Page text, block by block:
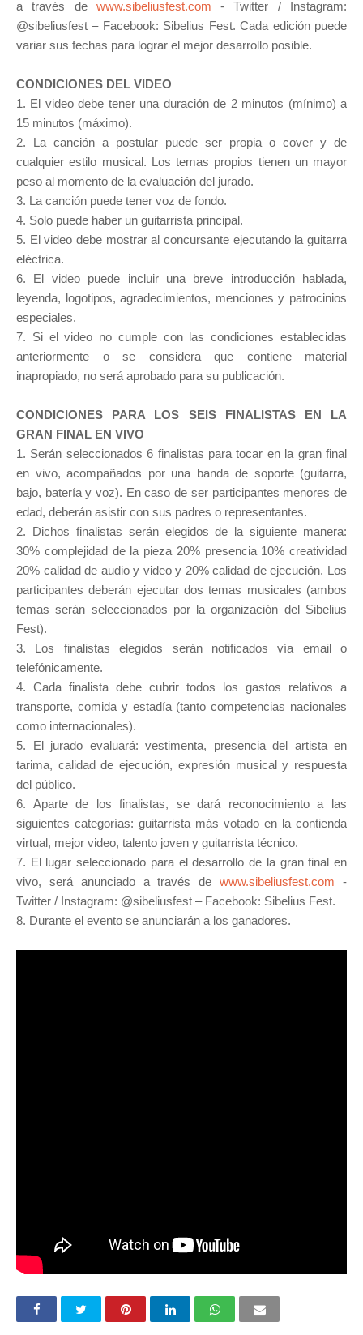
a través de www.sibeliusfest.com - Twitter / Instagram:
@sibeliusfest – Facebook: Sibelius Fest. Cada edición puede
variar sus fechas para lograr el mejor desarrollo posible.
CONDICIONES DEL VIDEO
1. El video debe tener una duración de 2 minutos (mínimo) a
15 minutos (máximo).
2. La canción a postular puede ser propia o cover y de
cualquier estilo musical. Los temas propios tienen un mayor
peso al momento de la evaluación del jurado.
3. La canción puede tener voz de fondo.
4. Solo puede haber un guitarrista principal.
5. El video debe mostrar al concursante ejecutando la guitarra
eléctrica.
6. El video puede incluir una breve introducción hablada,
leyenda, logotipos, agradecimientos, menciones y patrocinios
especiales.
7. Si el video no cumple con las condiciones establecidas
anteriormente o se considera que contiene material
inapropiado, no será aprobado para su publicación.
CONDICIONES PARA LOS SEIS FINALISTAS EN LA
GRAN FINAL EN VIVO
1. Serán seleccionados 6 finalistas para tocar en la gran final
en vivo, acompañados por una banda de soporte (guitarra,
bajo, batería y voz). En caso de ser participantes menores de
edad, deberán asistir con sus padres o representantes.
2. Dichos finalistas serán elegidos de la siguiente manera:
30% complejidad de la pieza 20% presencia 10% creatividad
20% calidad de audio y video y 20% calidad de ejecución. Los
participantes deberán ejecutar dos temas musicales (ambos
temas serán seleccionados por la organización del Sibelius
Fest).
3. Los finalistas elegidos serán notificados vía email o
telefónicamente.
4. Cada finalista debe cubrir todos los gastos relativos a
transporte, comida y estadía (tanto competencias nacionales
como internacionales).
5. El jurado evaluará: vestimenta, presencia del artista en
tarima, calidad de ejecución, expresión musical y respuesta
del público.
6. Aparte de los finalistas, se dará reconocimiento a las
siguientes categorías: guitarrista más votado en la contienda
virtual, mejor video, talento joven y guitarrista técnico.
7. El lugar seleccionado para el desarrollo de la gran final en
vivo, será anunciado a través dewww.sibeliusfest.com -
Twitter / Instagram: @sibeliusfest – Facebook: Sibelius Fest.
8. Durante el evento se anunciarán a los ganadores.